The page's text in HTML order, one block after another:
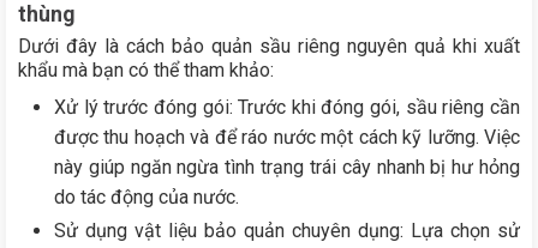
thùng
Dưới đây là cách bảo quản sầu riêng nguyên quả khi xuất
khẩu mà bạn có thể tham khảo:
Xử lý trước đóng gói: Trước khi đóng gói, sầu riêng cần
được thu hoạch và để ráo nước một cách kỹ lưỡng. Việc
này giúp ngăn ngừa tình trạng trái cây nhanh bị hư hỏng
do tác động của nước.
Sử dụng vật liệu bảo quản chuyên dụng: Lựa chọn sử